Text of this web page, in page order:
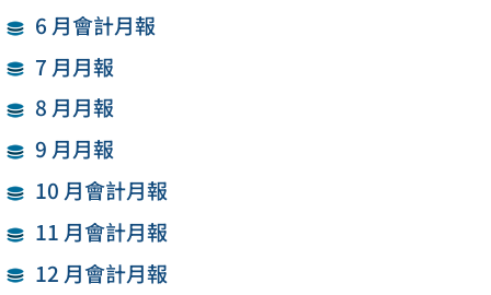
6 月會計月報
7 月月報
8 月月報
9 月月報
10 月會計月報
11 月會計月報
12 月會計月報